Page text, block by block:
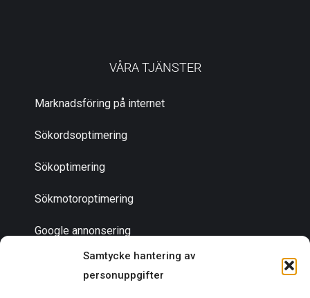
Samtycke hantering av
personuppgifter
VÅRA TJÄNSTER
Marknadsföring på internet
Sökordsoptimering
Sökoptimering
Sökmotoroptimering
Google annonsering
Bli en partner